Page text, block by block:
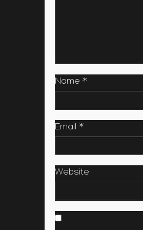
Name *
Email *
Website